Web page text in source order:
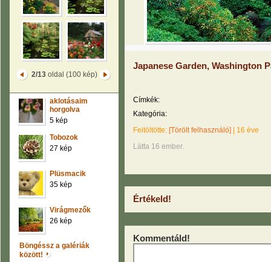
2/13oldal (100 kép)
aklotásaim
horgolva
5 kép
Tobozok
27 kép
Plüsmacik
35 kép
Virágmezők
26 kép
Böngéssz a galériák
között!
Japanese Garden, Washington
Címkék:
Kategória:
Feltöltötte: [Törölt felhasználó]
16 éve
Látta 16 ember.
Értékeld!
Kommentáld!